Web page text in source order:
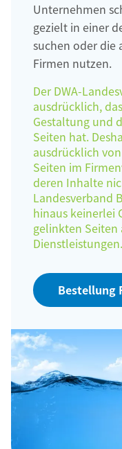
Unternehmen
gezielt in einer
suchen oder die
Firmen nutzen.
Der DWA-
ausdrücklich,
Gestaltung und
Seiten hat.
ausdrücklich
Seiten im
deren Inhalte
Landesverband
hinaus keinerlei
gelinkten
Dienstleistungen.
Bestellung